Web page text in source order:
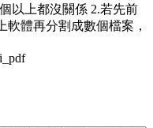
以上都沒關係 2.若先前
體再分割成數個檔案，